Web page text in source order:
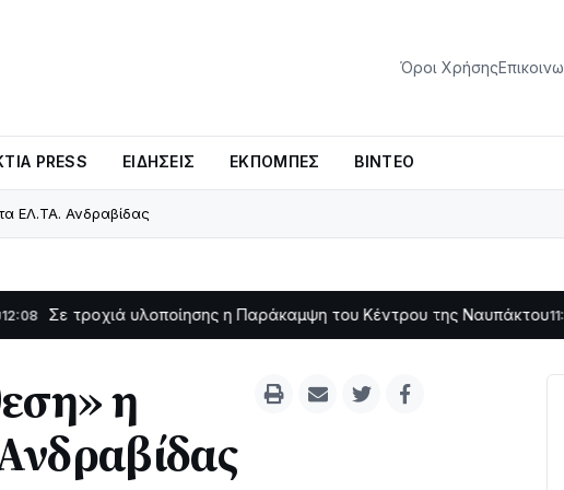
Όροι Χρήσης
PRESS ΕΙΔΉΣΕΙΣ ΕΚΠΟΜΠΈΣ ΒΊΝΤΕΟ
ΕΛ.ΤΑ. Ανδραβίδας
υλοποίησης η Παράκαμψη του Κέντρου της Ναυπάκτου11:11 Σε φουλ
η